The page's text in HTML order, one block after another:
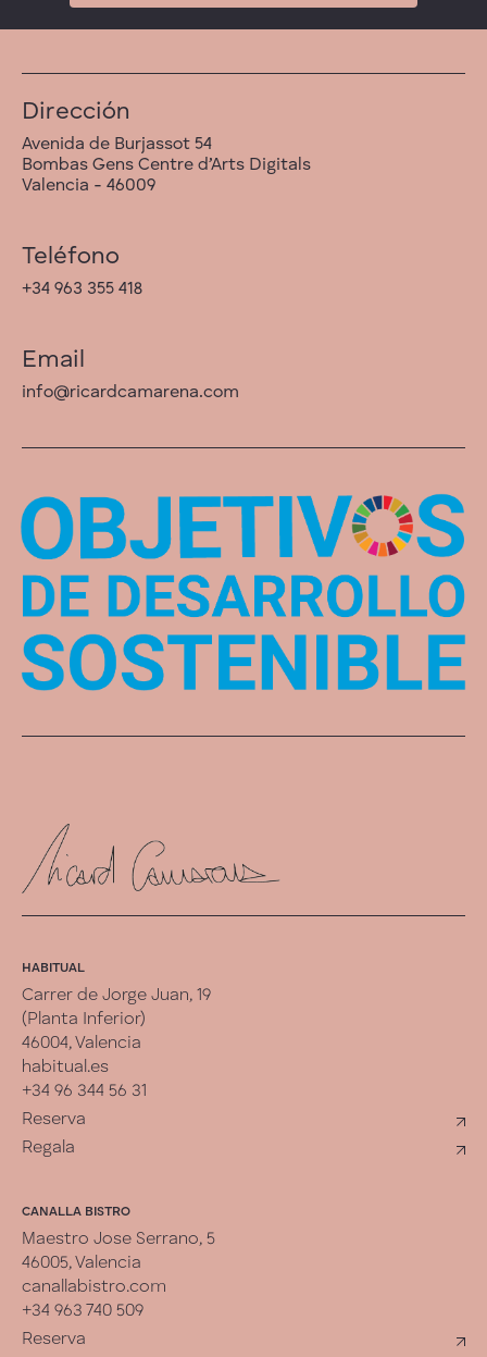
Dirección
Avenida de Burjassot 54
Bombas Gens Centre d’Arts Digitals
Valencia - 46009
Teléfono
+34 963 355 418
Email
info@ricardcamarena.com
HABITUAL
Carrer de Jorge Juan, 19
(Planta Inferior)
46004, Valencia
habitual.es
+34 96 344 56 31
Reserva
Regala
CANALLA BISTRO
Maestro Jose Serrano, 5
46005, Valencia
canallabistro.com
+34 963 740 509
Reserva